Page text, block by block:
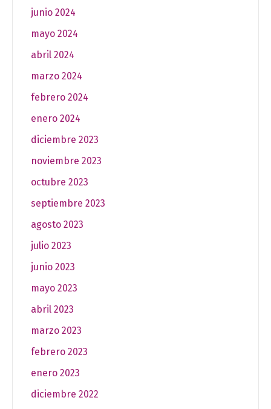
junio 2024
mayo 2024
abril 2024
marzo 2024
febrero 2024
enero 2024
diciembre 2023
noviembre 2023
octubre 2023
septiembre 2023
agosto 2023
julio 2023
junio 2023
mayo 2023
abril 2023
marzo 2023
febrero 2023
enero 2023
diciembre 2022